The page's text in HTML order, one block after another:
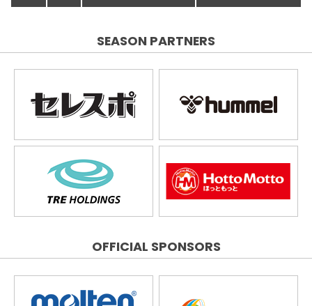
SEASON PARTNERS
OFFICIAL SPONSORS